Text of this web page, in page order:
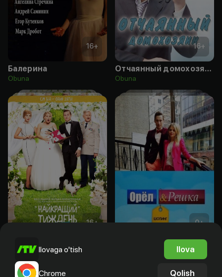
16+
Балерина
Obuna
16+
Отчаянный домохозяин
Obuna
16 +
Obuna
0+
Орел и Решка: Шоппинг
Ilovaga o'tish Ilova
Chrome Qolish